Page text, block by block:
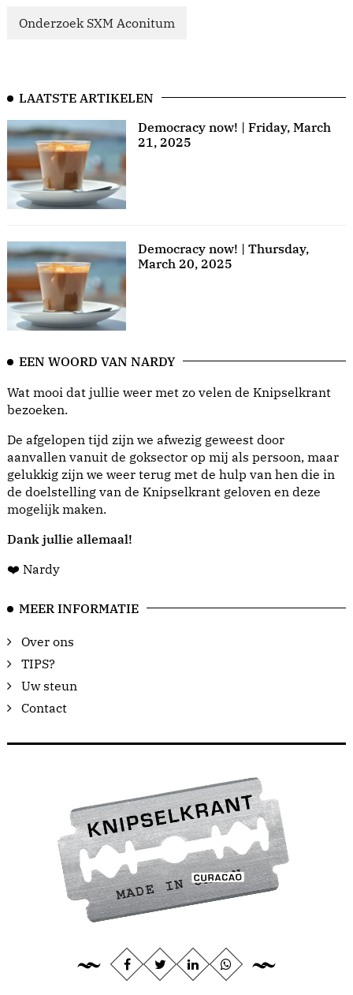
Onderzoek SXM Aconitum
LAATSTE ARTIKELEN
Democracy now! | Friday, March
21, 2025
Democracy now! | Thursday,
March 20, 2025
EEN WOORD VAN NARDY
Wat mooi dat jullie weer met zo velen de Knipselkrant
bezoeken.
De afgelopen tijd zijn we afwezig geweest door
aanvallen vanuit de goksector op mij als persoon, maar
gelukkig zijn we weer terug met de hulp van hen die in
de doelstelling van de Knipselkrant geloven en deze
mogelijk maken.
Dank jullie allemaal!
❤️ Nardy
MEER INFORMATIE
Over ons
TIPS?
Uw steun
Contact